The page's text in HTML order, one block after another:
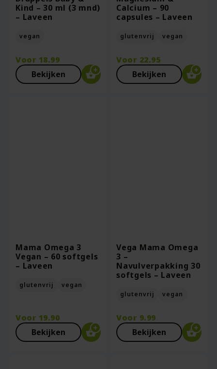
Kind – 30 ml (3 mnd)
– Laveen
vegan
Voor 18.99
Bekijken
Calcium – 90
capsules – Laveen
glutenvrij vegan
Voor 22.95
Bekijken
Mama Omega 3
Vegan – 60 softgels
– Laveen
glutenvrij vegan
Voor 19.90
Bekijken
Vega Mama Omega
3 –
Navulverpakking 30
softgels – Laveen
glutenvrij vegan
Voor 9.99
Bekijken